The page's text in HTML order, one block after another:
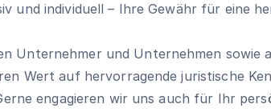
und individuell – Ihre Gewähr für eine
Unternehmer und Unternehmen sowie
Wert auf hervorragende juristische
engagieren wir uns auch für Ihr